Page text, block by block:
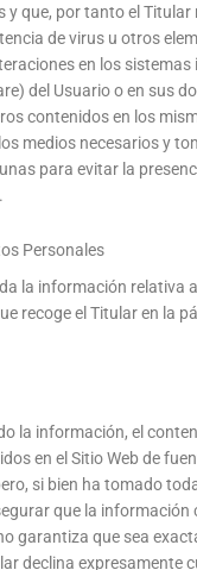
y que, por tanto el Titular
de virus u otros
en los
del Usuario o en sus
contenidos en los
medios necesarios y
para evitar la
Personales
la información relativa
recoge el Titular en la
la información, el
en el Sitio Web de
si bien ha tomado
que la información
garantiza que sea
declina expresamente